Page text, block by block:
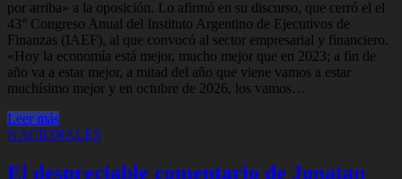
por arriba» a la oposición. Lo afirmó en su discurso, que cerró el el
43° Congreso Anual del Instituto Argentino de Ejecutivos de
Finanzas (IAEF), al que convocó al sector empresarial y financiero.
«Hoy la economía está mejor, mucho mejor que en 2023; a fin de
año va a estar mejor, a mitad del año que viene vamos a estar
muchísimo mejor y en octubre de 2026, los vamos…
Leer más
NACIONALES
El despreciable comentario de Jonatan